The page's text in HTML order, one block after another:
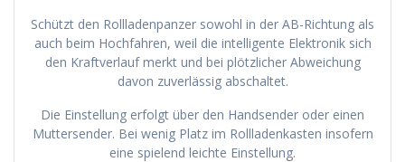
Schützt den Rollladenpanzer sowohl in der AB-Richtung als
auch beim Hochfahren, weil die intelligente Elektronik sich
den Kraftverlauf merkt und bei plötzlicher Abweichung
davon zuverlässig abschaltet.
Die Einstellung erfolgt über den Handsender oder einen
Muttersender. Bei wenig Platz im Rollladenkasten insofern
eine spielend leichte Einstellung.